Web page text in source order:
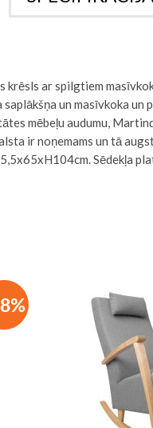
krēsls ar spilgtiem
un masīvkoka
mēbeļu audumu,
ir noņemams un tā
Sēdekļa